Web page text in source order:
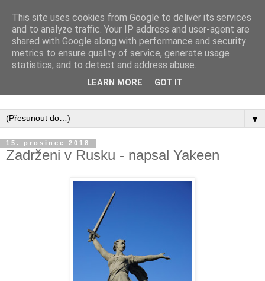
Inspirujte se tím, co píší posluchači kurzů a co se na nich
▼
15. prosince 2018
Zadrženi v Rusku - napsal Yakeen
This site uses cookies from Google to deliver its services
and to analyze traffic. Your IP address and user-agent are
shared with Google along with performance and security
metrics to ensure quality of service, generate usage
statistics, and to detect and address abuse.
LEARN MORE GOT IT